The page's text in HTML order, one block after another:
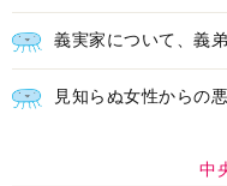
義実家について、義
見知らぬ女性からの
中